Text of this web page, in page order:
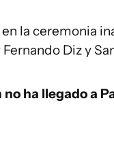
la ceremonia
Diz y
ha llegado a